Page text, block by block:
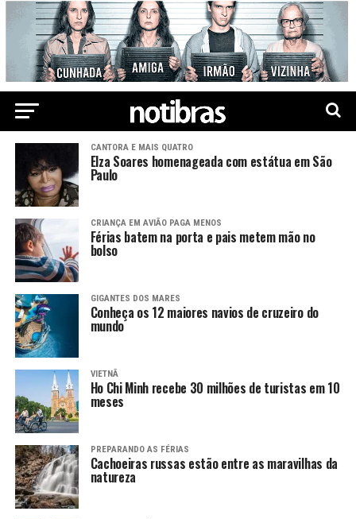
CANTORA E MAIS QUATRO
Elza Soares homenageada com estátua em São
Paulo
CRIANÇA EM AVIÃO PAGA MENOS
Férias batem na porta e pais metem mão no
bolso
GIGANTES DOS MARES
Conheça os 12 maiores navios de cruzeiro do
mundo
VIETNÃ
Ho Chi Minh recebe 30 milhões de turistas em 10
meses
PREPARANDO AS FÉRIAS
Cachoeiras russas estão entre as maravilhas da
natureza